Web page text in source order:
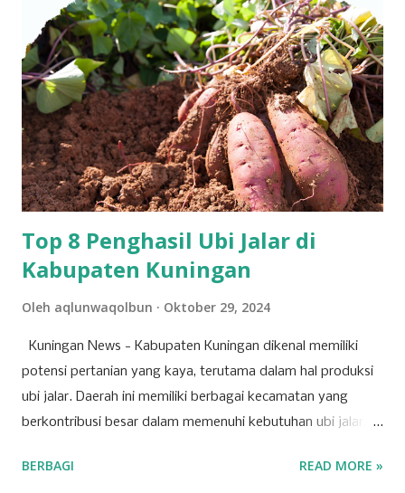
baik, bank bjb mengundang seluruh pemegang saham
untuk turut serta dalam forum strategis ini. RUPST menjadi
wadah penting dalam proses pengambilan keputusan yang
berdampak langsung pada arah dan pertumbuhan
perusahaan ke depan. Tujuh agenda utama telah disusun
untuk dibahas dan diputuskan dalam RUPST kali ini.
Agenda-agenda tersebut disusun berdasarkan peraturan
perundang-undangan, usulan pemegang saham utama,
serta kepentingan strategis korporasi dalam men...
Top 8 Penghasil Ubi Jalar di
Kabupaten Kuningan
Oleh aqlunwaqolbun Oktober 29, 2024
Kuningan News - Kabupaten Kuningan dikenal memiliki
potensi pertanian yang kaya, terutama dalam hal produksi
ubi jalar. Daerah ini memiliki berbagai kecamatan yang
berkontribusi besar dalam memenuhi kebutuhan ubi jalar,
tujuh kecamatan di Kabupaten Kuningan yang mencatat
BERBAGI READ MORE »